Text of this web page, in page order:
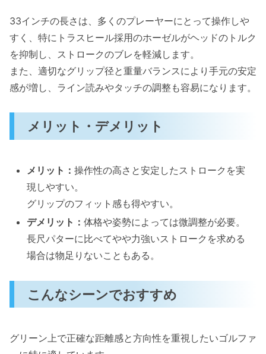
33インチの長さは、多くのプレーヤーにとって操作しや
すく、特にトラスヒール採用のホーゼルがヘッドのトルク
を抑制し、ストロークのブレを軽減します。
また、適切なグリップ径と重量バランスにより手元の安定
感が増し、ライン読みやタッチの調整も容易になります。
メリット・デメリット
メリット：操作性の高さと安定したストロークを実
現しやすい。
グリップのフィット感も得やすい。
デメリット：体格や姿勢によっては微調整が必要。
長尺パターに比べてやや力強いストロークを求める
場合は物足りないこともある。
こんなシーンでおすすめ
グリーン上で正確な距離感と方向性を重視したいゴルファ